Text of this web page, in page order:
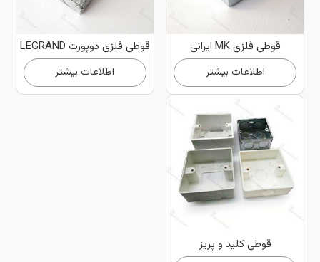
قوطی فلزی MK ایرانی
اطلاعات بیشتر
قوطی فلزی دوپورت LEGRAND
اطلاعات بیشتر
قوطی کلید و پریز